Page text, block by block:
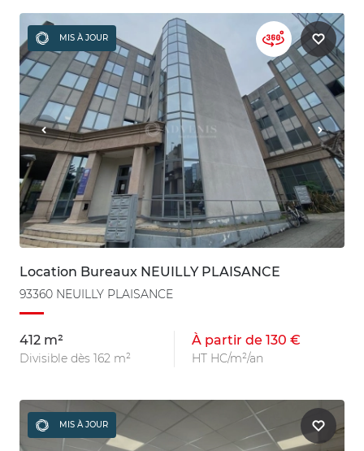
MIS À JOUR
Location Bureaux NEUILLY PLAISANCE
93360 NEUILLY PLAISANCE
412 m²
Divisible dès 162 m²
À partir de 130 €
HT HC/m²/an
MIS À JOUR